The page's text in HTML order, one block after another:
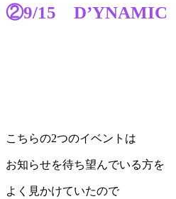
②9/15 D’YNAMIC
こちらの2つのイベントは
お知らせを待ち望んでいる方を
よく見かけていたので